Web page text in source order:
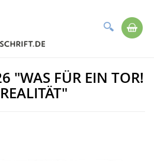
Suche
"WAS FÜR EIN TOR!